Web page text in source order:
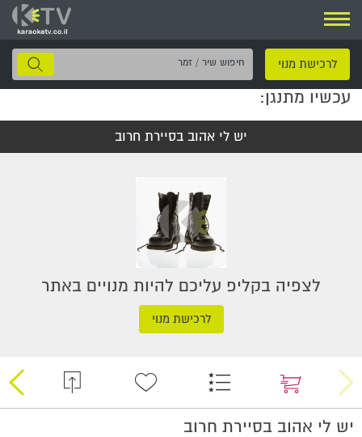
ניווט
לרכישת מנוי
חיפוש
שיר
עכשיו מתנגן:
יש לי אהוב בסיירת חרוב
לצפיה בקליפ עליכם להיות מנויים באתר
לרכישת מנוי
יש לי אהוב בסיירת חרוב